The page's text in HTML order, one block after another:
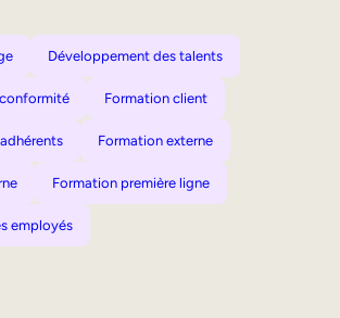
Développement des talents
Formation client
Formation externe
Formation première ligne
employés